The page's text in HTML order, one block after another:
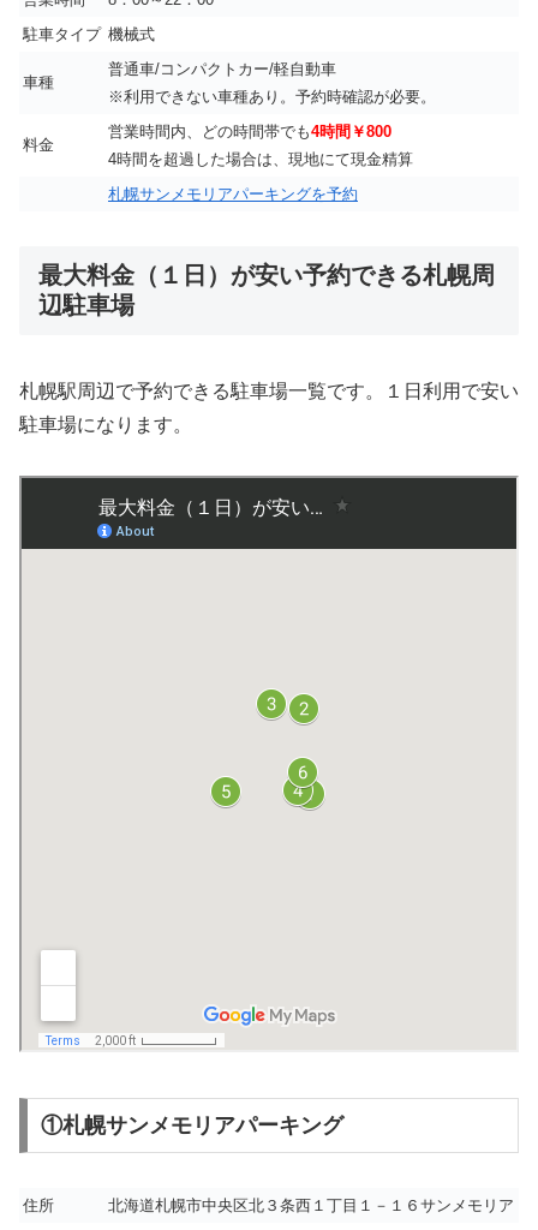
駐車タイプ 機械式
車種
普通車/コンパクトカー/軽自動車
※利用できない車種あり。予約時確認が必要。
料金
営業時間内、どの時間帯でも4時間￥800
4時間を超過した場合は、現地にて現金精算
札幌サンメモリアパーキングを予約
最大料金（１日）が安い予約できる札幌周
辺駐車場
札幌駅周辺で予約できる駐車場一覧です。１日利用で安い
駐車場になります。
①札幌サンメモリアパーキング
住所
北海道札幌市中央区北３条西１丁目１－１６サンメモリア